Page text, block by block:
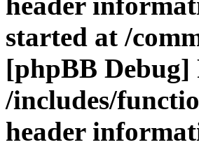
started at /
[phpBB Debug]
/includes/
header